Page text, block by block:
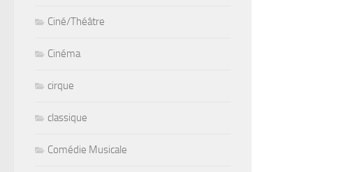
Ciné/Théâtre
Cinéma
cirque
classique
Comédie Musicale